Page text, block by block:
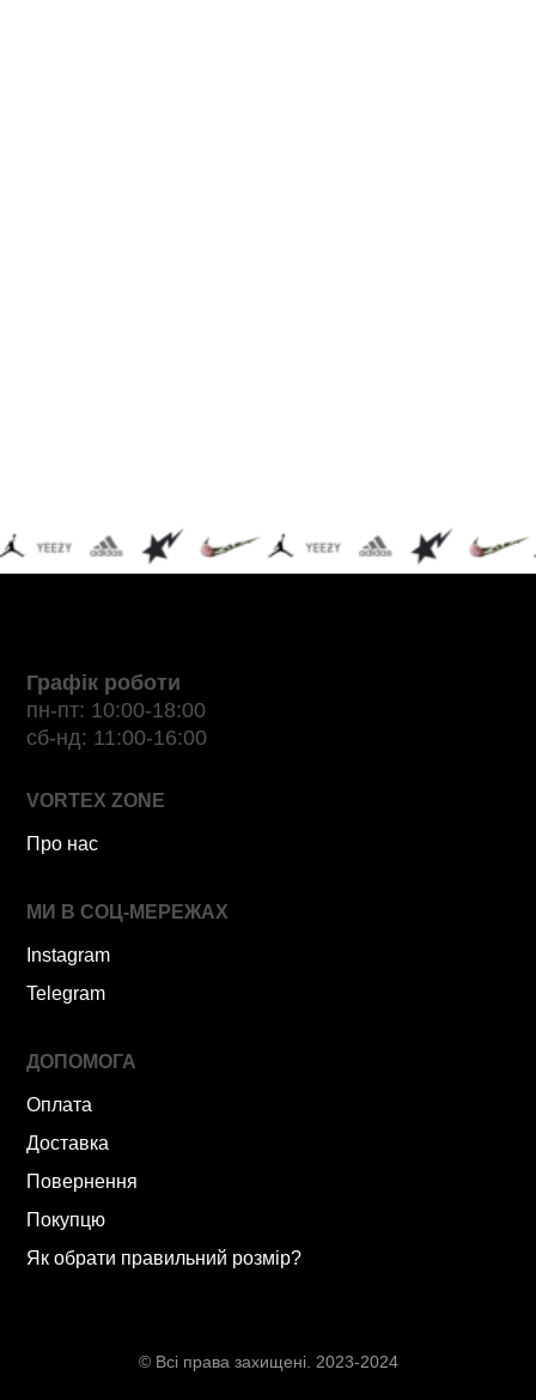
Графік роботи
пн-пт: 10:00-18:00
сб-нд: 11:00-16:00
VORTEX ZONE
Про нас
МИ В СОЦ-МЕРЕЖАХ
Instagram
Telegram
ДОПОМОГА
Оплата
Доставка
Повернення
Покупцю
Як обрати правильний розмір?
© Всі права захищені. 2023-2024